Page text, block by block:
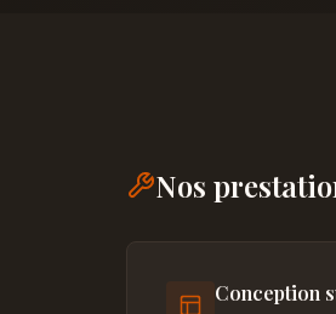
Nos
Conception